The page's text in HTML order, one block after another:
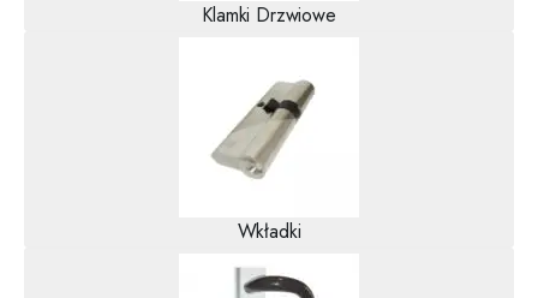
Klamki Drzwiowe
Wkładki